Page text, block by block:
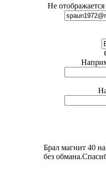
Не
Брал магнит 40
без